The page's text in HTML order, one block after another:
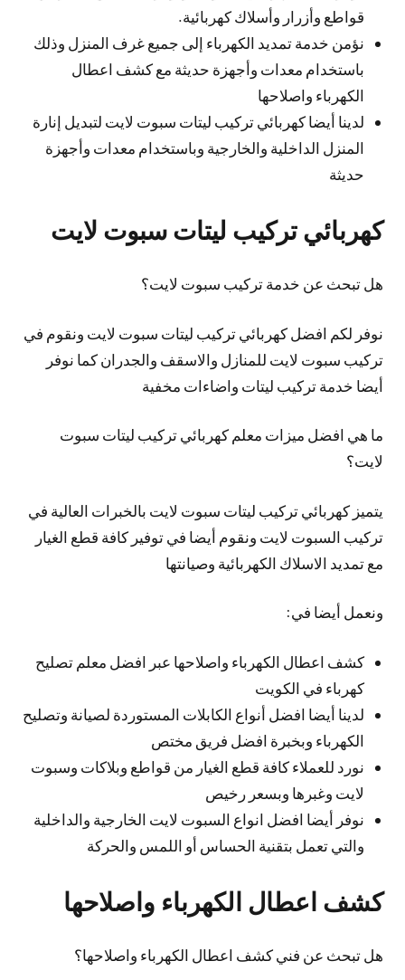
قواطع وأزرار وأسلاك كهربائية.
نؤمن خدمة تمديد الكهرباء إلى جميع غرف المنزل وذلك
باستخدام معدات وأجهزة حديثة مع كشف اعطال
الكهرباء واصلاحها
لدينا أيضا كهربائي تركيب ليتات سبوت لايت لتبديل إنارة
المنزل الداخلية والخارجية وباستخدام معدات وأجهزة
حديثة
كهربائي تركيب ليتات سبوت لايت
هل تبحث عن خدمة تركيب سبوت لايت؟
نوفر لكم افضل كهربائي تركيب ليتات سبوت لايت ونقوم في
تركيب سبوت لايت للمنازل والاسقف والجدران كما نوفر
أيضا خدمة تركيب ليتات واضاءات مخفية
ما هي افضل ميزات معلم كهربائي تركيب ليتات سبوت
لايت؟
يتميز كهربائي تركيب ليتات سبوت لايت بالخبرات العالية في
تركيب السبوت لايت ونقوم أيضا في توفير كافة قطع الغيار
مع تمديد الاسلاك الكهربائية وصيانتها
ونعمل أيضا في:
كشف اعطال الكهرباء واصلاحها عبر افضل معلم تصليح
كهرباء في الكويت
لدينا أيضا افضل أنواع الكابلات المستوردة لصيانة وتصليح
الكهرباء وبخبرة افضل فريق مختص
نورد للعملاء كافة قطع الغيار من قواطع وبلاكات وسبوت
لايت وغبرها وبسعر رخيص
نوفر أيضا افضل انواع السبوت لايت الخارجية والداخلية
والتي تعمل بتقنية الحساس أو اللمس والحركة
كشف اعطال الكهرباء واصلاحها
هل تبحث عن فني كشف اعطال الكهرباء واصلاحها؟